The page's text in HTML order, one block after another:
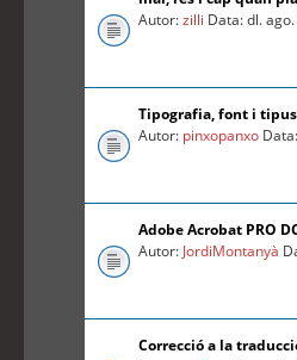
Autor:zilli Data: dl.
Tipografia, font i
Autor: pinxopanxo
Adobe Acrobat PRO
Autor: JordiMontanyà
Correcció a la